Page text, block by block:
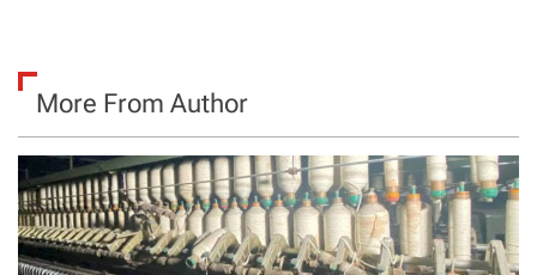
More From Author